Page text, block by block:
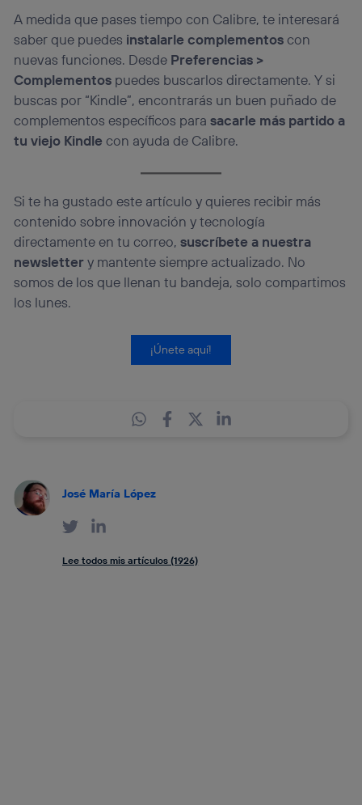
A medida que pases tiempo con Calibre, te interesará
saber que puedes instalarle complementoscon
nuevas funciones. Desde Preferencias >
Complementos puedes buscarlos directamente. Y si
buscas por “Kindle”, encontrarás un buen puñado de
complementos específicos parasacarle más partido a
tu viejo Kindle con ayuda de Calibre.
Si te ha gustado este artículo y quieres recibir más
contenido sobre innovación y tecnología
directamente en tu correo,suscríbete a nuestra
newslettery mantente siempre actualizado. No
somos de los que llenan tu bandeja, solo compartimos
los lunes.
¡Únete aquí!
José María López
Lee todos mis artículos (1926)